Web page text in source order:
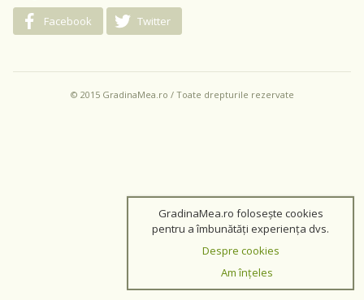
Facebook Twitter
© 2015 GradinaMea.ro / Toate drepturile rezervate
GradinaMea.ro folosește cookies
pentru a îmbunătăți experiența dvs.
Despre cookies
Am înțeles